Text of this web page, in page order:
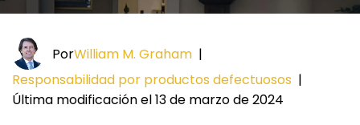
PorWilliam M. Graham |
Responsabilidad por productos defectuosos |
Última modificación el 13 de marzo de 2024